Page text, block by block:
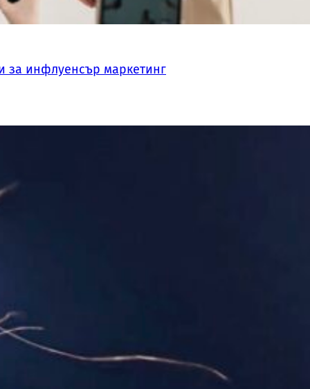
за инфлуенсър маркетинг